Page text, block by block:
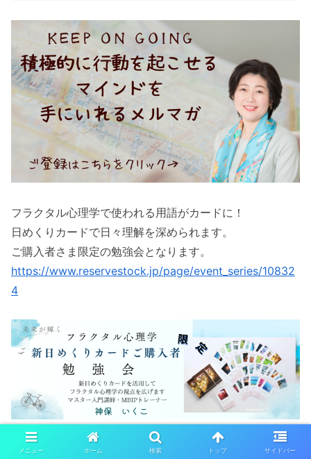
フラクタル心理学で使われる用語がカードに！
日めくりカードで日々理解を深められます。
ご購入者さま限定の勉強会となります。
https://www.reservestock.jp/page/event_series/10832
4
メニュー ホーム 検索 トップ サイドバー